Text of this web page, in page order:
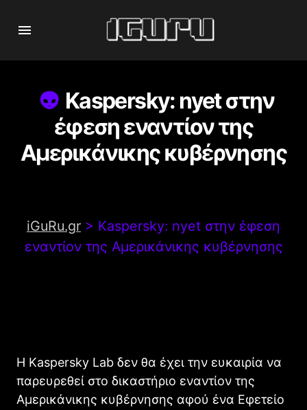
Kaspersky: nyet στην
έφεση εναντίον της
Αμερικάνικης κυβέρνησης
iGuRu.gr > Kaspersky: nyet στην έφεση
εναντίον της Αμερικάνικης κυβέρνησης
Η Kaspersky Lab δεν θα έχει την ευκαιρία να
παρευρεθεί στο δικαστήριο εναντίον της
Αμερικάνικης κυβέρνησης αφού ένα Εφετείο